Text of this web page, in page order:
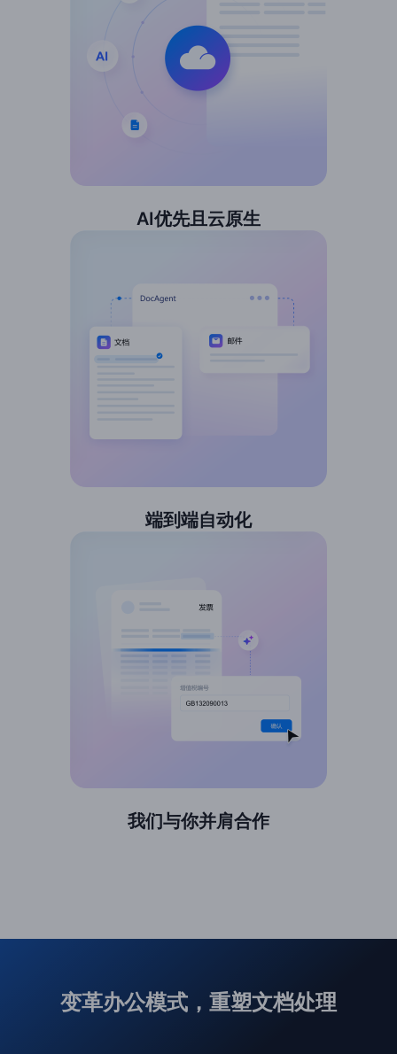
AI优先且云原生
端到端自动化
我们与你并肩合作
变革办公模式，重塑文档处理